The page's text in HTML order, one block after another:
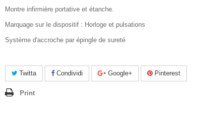
Montre infirmière portative et étanche.
Marquage sur le dispositif : Horloge et pulsations
Système d'accroche par épingle de sureté
Twitta Condividi Google+ Pinterest
Print